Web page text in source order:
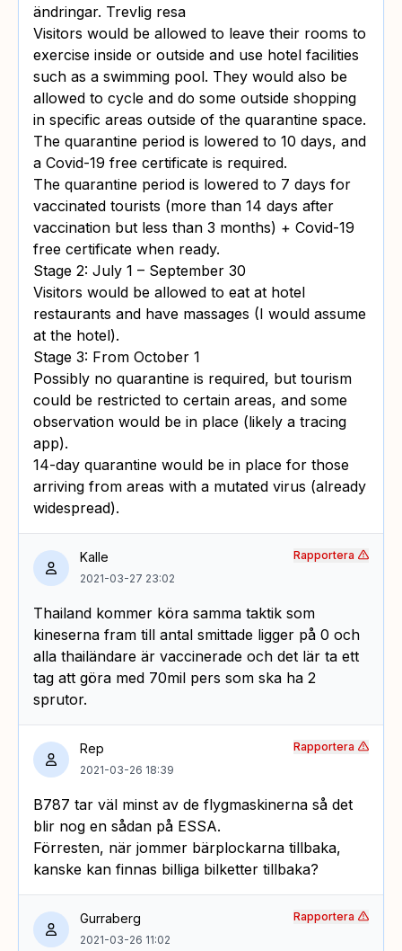
ändringar. Trevlig resa
Visitors would be allowed to leave their rooms to
exercise inside or outside and use hotel facilities
such as a swimming pool. They would also be
allowed to cycle and do some outside shopping
in specific areas outside of the quarantine space.
The quarantine period is lowered to 10 days, and
a Covid-19 free certificate is required.
The quarantine period is lowered to 7 days for
vaccinated tourists (more than 14 days after
vaccination but less than 3 months) + Covid-19
free certificate when ready.
Stage 2: July 1 – September 30
Visitors would be allowed to eat at hotel
restaurants and have massages (I would assume
at the hotel).
Stage 3: From October 1
Possibly no quarantine is required, but tourism
could be restricted to certain areas, and some
observation would be in place (likely a tracing
app).
14-day quarantine would be in place for those
arriving from areas with a mutated virus (already
widespread).
Kalle
2021-03-27 23:02
Thailand kommer köra samma taktik som
kineserna fram till antal smittade ligger på 0 och
alla thailändare är vaccinerade och det lär ta ett
tag att göra med 70mil pers som ska ha 2
sprutor.
Rapportera
Rep
2021-03-26 18:39
B787 tar väl minst av de flygmaskinerna så det
blir nog en sådan på ESSA.
Förresten, när jommer bärplockarna tillbaka,
kanske kan finnas billiga bilketter tillbaka?
Rapportera
Gurraberg
2021-03-26 11:02
Rapportera